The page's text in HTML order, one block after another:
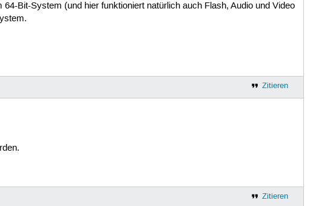
Bit-System (und hier funktioniert natürlich auch Flash, Audio und Video
Zitieren
Zitieren